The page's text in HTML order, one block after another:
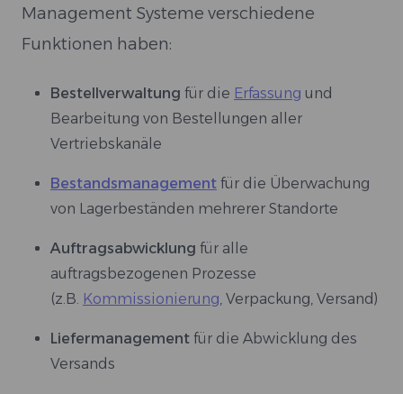
Management Systeme verschiedene
Funktionen haben:
Bestellverwaltung für die Erfassung und
Bearbeitung von Bestellungen aller
Vertriebskanäle
Bestandsmanagement für die Überwachung
von Lagerbeständen mehrerer Standorte
Auftragsabwicklung für alle
auftragsbezogenen Prozesse
(z.B. Kommissionierung, Verpackung, Versand)
Liefermanagement für die Abwicklung des
Versands